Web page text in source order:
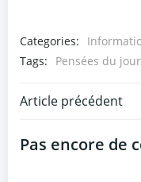
Categories:
Tags:
Pensées du jour
Post
Article précédent
Pas encore de